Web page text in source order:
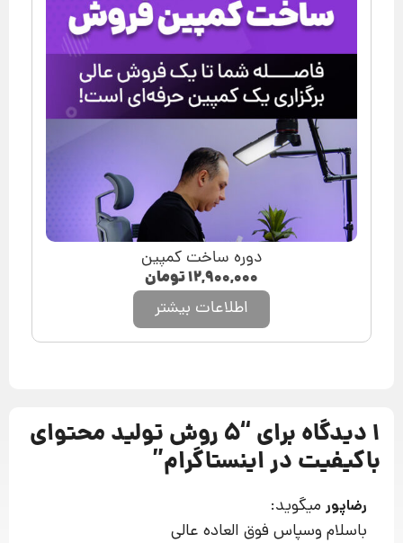
دوره ساخت کمپین
۱۲,۹۰۰,۰۰۰تومان
اطلاعات بیشتر
1 دیدگاه برای “ 5 روش تولید محتوای
باکیفیت در اینستاگرام”
رضاپور میگوید:
باسلام وسپاس فوق العاده عالی